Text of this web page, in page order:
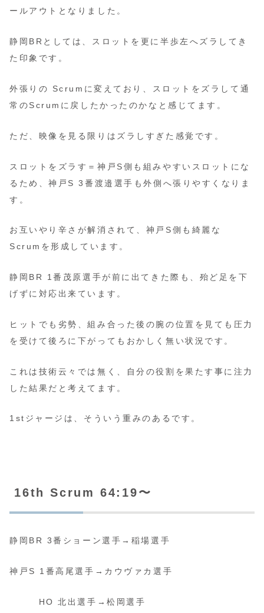
ールアウトとなりました。
静岡BRとしては、スロットを更に半歩左へズラしてき
た印象です。
外張りの Scrumに変えており、スロットをズラして通
常のScrumに戻したかったのかなと感じてます。
ただ、映像を見る限りはズラしすぎた感覚です。
スロットをズラす＝神戸S側も組みやすいスロットにな
るため、神戸S 3番渡邉選手も外側へ張りやすくなりま
す。
お互いやり辛さが解消されて、神戸S側も綺麗な
Scrumを形成しています。
静岡BR 1番茂原選手が前に出てきた際も、殆ど足を下
げずに対応出来ています。
ヒットでも劣勢、組み合った後の腕の位置を見ても圧力
を受けて後ろに下がってもおかしく無い状況です。
これは技術云々では無く、自分の役割を果たす事に注力
した結果だと考えてます。
1stジャージは、そういう重みのあるです。
16th Scrum 64:19〜
静岡BR 3番ショーン選手→稲場選手
神戸S 1番高尾選手→カウヴァカ選手
HO 北出選手→松岡選手